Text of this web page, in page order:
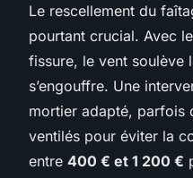
Le rescellement du
pourtant crucial. Avec
fissure, le vent soulève
s’engouffre. Une
mortier adapté, parfois
ventilés pour éviter la
entre 400 € et 1 200 €